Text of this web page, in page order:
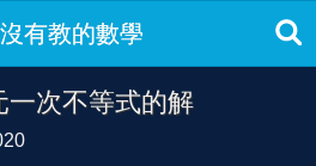
有教的數學
一次不等式的解